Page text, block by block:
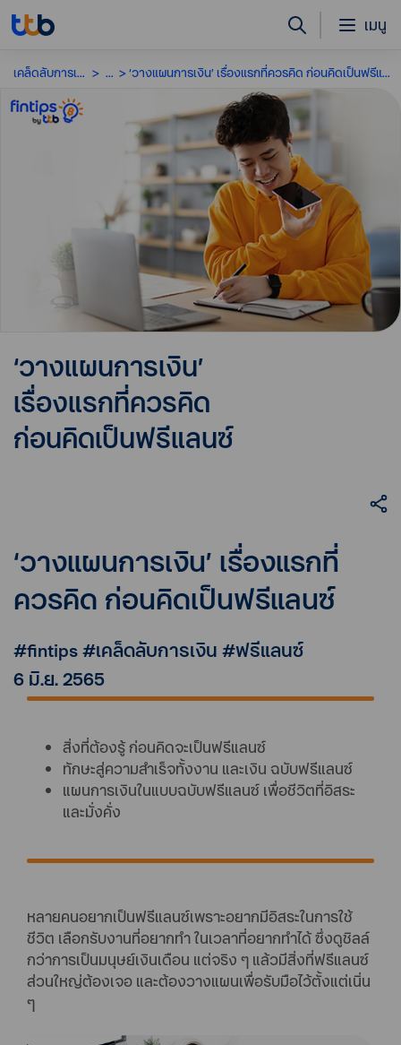
เมนู
เคล็ดลับการเงิน ... ‘วางแผนการเงิน’ เรื่องแรกที่ควรคิด ก่อนคิดเป็นฟรีแลนซ์
‘วางแผนการเงิน’
เรื่องแรกที่ควรคิด
ก่อนคิดเป็นฟรีแลนซ์
‘วางแผนการเงิน’ เรื่องแรกที่
ควรคิด ก่อนคิดเป็นฟรีแลนซ์
#fintips #เคล็ดลับการเงิน #ฟรีแลนซ์
6 มิ.ย. 2565
สิ่งที่ต้องรู้ ก่อนคิดจะเป็นฟรีแลนซ์
ทักษะสู่ความสำเร็จทั้งงาน และเงิน ฉบับฟรีแลนซ์
แผนการเงินในแบบฉบับฟรีแลนซ์ เพื่อชีวิตที่อิสระ
และมั่งคั่ง
หลายคนอยากเป็นฟรีแลนซ์เพราะอยากมีอิสระในการใช้
ชีวิต เลือกรับงานที่อยากทำ ในเวลาที่อยากทำได้ ซึ่งดูชิลล์
กว่าการเป็นมนุษย์เงินเดือน แต่จริง ๆ แล้วมีสิ่งที่ฟรีแลนซ์
ส่วนใหญ่ต้องเจอ และต้องวางแผนเพื่อรับมือไว้ตั้งแต่เนิ่น
ๆ